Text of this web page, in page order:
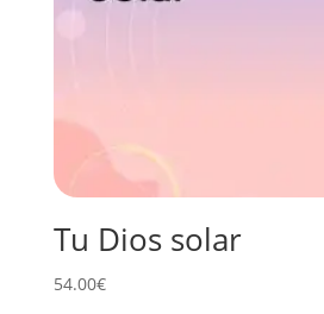
Tu Dios solar
54.00€